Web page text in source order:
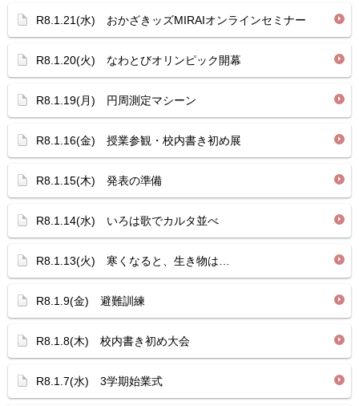
R8.1.21(水) おかざきッズMIRAIオンラインセミナー
R8.1.20(火) なわとびオリンピック開幕
R8.1.19(月) 円周測定マシーン
R8.1.16(金) 授業参観・校内書き初め展
R8.1.15(木) 発表の準備
R8.1.14(水) いろは歌でカルタ並べ
R8.1.13(火) 寒くなると、生き物は…
R8.1.9(金) 避難訓練
R8.1.8(木) 校内書き初め大会
R8.1.7(水) 3学期始業式